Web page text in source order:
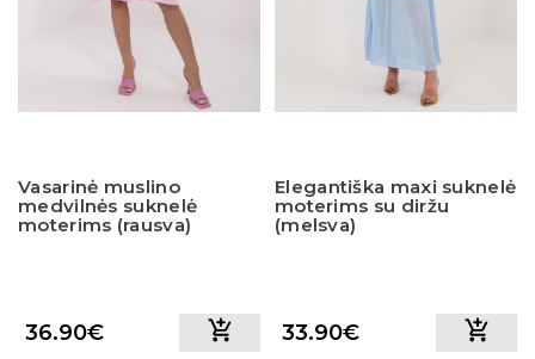
Vasarinė muslino
medvilnės suknelė
moterims (rausva)
36.90€
Elegantiška maxi suknelė
moterims su diržu
(melsva)
33.90€